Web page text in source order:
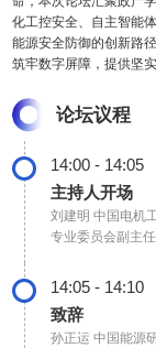
化工控安全、自主智能
能源安全防御的创新路
筑牢数字屏障，提供坚
论坛议程
14:00 - 14:05
主持人开场
刘建明 中国电机
专业委员会副主
14:05 - 14:10
致辞
孙正运 中国能源